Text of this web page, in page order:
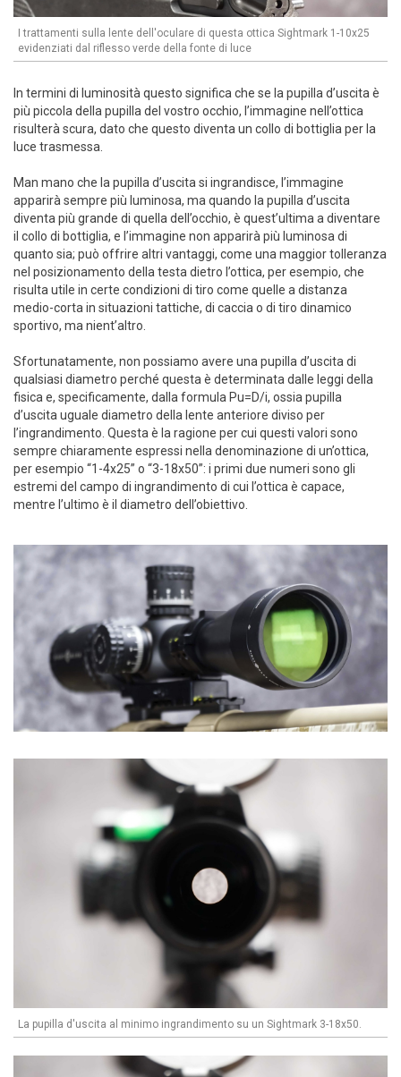
I trattamenti sulla lente dell'oculare di questa ottica Sightmark 1-10x25
evidenziati dal riflesso verde della fonte di luce
In termini di luminosità questo significa che se la pupilla d’uscita è
più piccola della pupilla del vostro occhio, l’immagine nell’ottica
risulterà scura, dato che questo diventa un collo di bottiglia per la
luce trasmessa.
Man mano che la pupilla d’uscita si ingrandisce, l’immagine
apparirà sempre più luminosa, ma quando la pupilla d’uscita
diventa più grande di quella dell’occhio, è quest’ultima a diventare
il collo di bottiglia, e l’immagine non apparirà più luminosa di
quanto sia; può offrire altri vantaggi, come una maggior tolleranza
nel posizionamento della testa dietro l’ottica, per esempio, che
risulta utile in certe condizioni di tiro come quelle a distanza
medio-corta in situazioni tattiche, di caccia o di tiro dinamico
sportivo, ma nient’altro.
Sfortunatamente, non possiamo avere una pupilla d’uscita di
qualsiasi diametro perché questa è determinata dalle leggi della
fisica e, specificamente, dalla formula Pu=D/i, ossia pupilla
d’uscita uguale diametro della lente anteriore diviso per
l’ingrandimento. Questa è la ragione per cui questi valori sono
sempre chiaramente espressi nella denominazione di un’ottica,
per esempio “1-4x25” o “3-18x50”: i primi due numeri sono gli
estremi del campo di ingrandimento di cui l’ottica è capace,
mentre l’ultimo è il diametro dell’obiettivo.
La pupilla d'uscita al minimo ingrandimento su un Sightmark 3-18x50.